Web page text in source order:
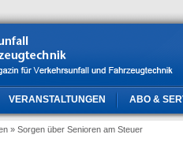
VERANSTALTUNGEN ABO &
» Sorgen über Senioren am Steuer